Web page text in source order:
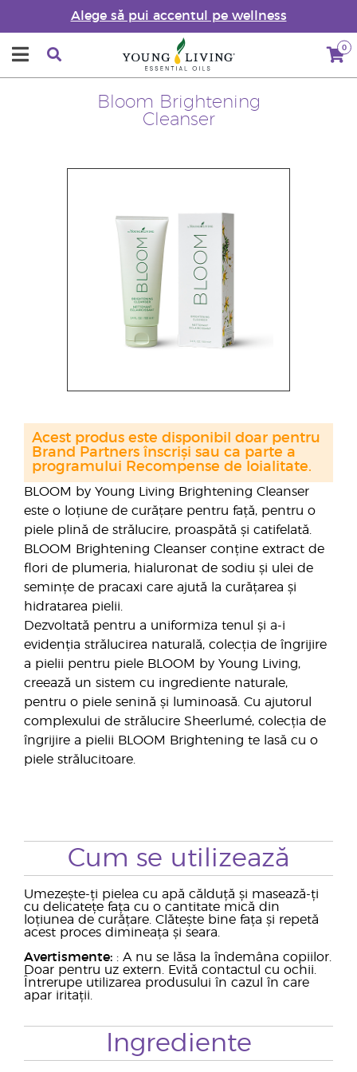
Alege să pui accentul pe wellness
0
Bloom Brightening
Cleanser
BLOOM by Young Living Brightening Cleanser
este o loțiune de curățare pentru față, pentru o
piele plină de strălucire, proaspătă și catifelată.
BLOOM Brightening Cleanser conține extract de
flori de plumeria, hialuronat de sodiu și ulei de
semințe de pracaxi care ajută la curățarea și
hidratarea pielii.
Dezvoltată pentru a uniformiza tenul și a-i
evidenția strălucirea naturală, colecția de îngrijire
a pielii pentru piele BLOOM by Young Living,
creează un sistem cu ingrediente naturale,
pentru o piele senină și luminoasă. Cu ajutorul
complexului de strălucire Sheerlumé, colecția de
îngrijire a pielii BLOOM Brightening te lasă cu o
piele strălucitoare.
Acest produs este disponibil doar pentru
Brand Partners înscriși sau ca parte a
programului Recompense de loialitate.
Cum se utilizează
Umezește-ți pielea cu apă călduță și masează-ți
cu delicatețe fața cu o cantitate mică din
loțiunea de curățare. Clătește bine fața și repetă
acest proces dimineața și seara.
Avertismente: : A nu se lăsa la îndemâna copiilor.
Doar pentru uz extern. Evită contactul cu ochii.
Întrerupe utilizarea produsului în cazul în care
apar iritații.
Ingrediente